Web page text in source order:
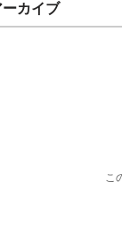
ーカイブ
こ